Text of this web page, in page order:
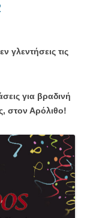
γλεντήσεις τις
για βραδινή
στον Αρόλιθο!